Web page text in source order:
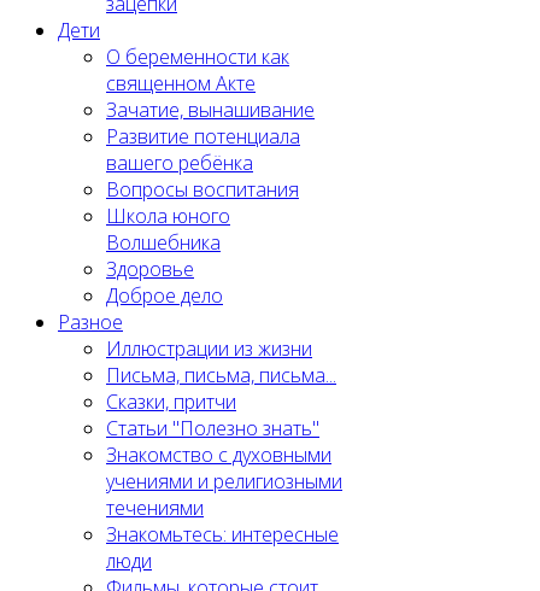
Дети
О беременности как
священном Акте
Зачатие, вынашивание
Развитие потенциала
вашего ребёнка
Вопросы воспитания
Школа юного
Волшебника
Здоровье
Доброе дело
Разное
Иллюстрации из жизни
Письма, письма, письма...
Сказки, притчи
Статьи "Полезно знать"
Знакомство с духовными
учениями и религиозными
течениями
Знакомьтесь: интересные
люди